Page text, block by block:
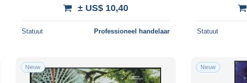
± US$ 10,40
Statuut Professioneel handelaar Statuut
Nieuw Nieuw